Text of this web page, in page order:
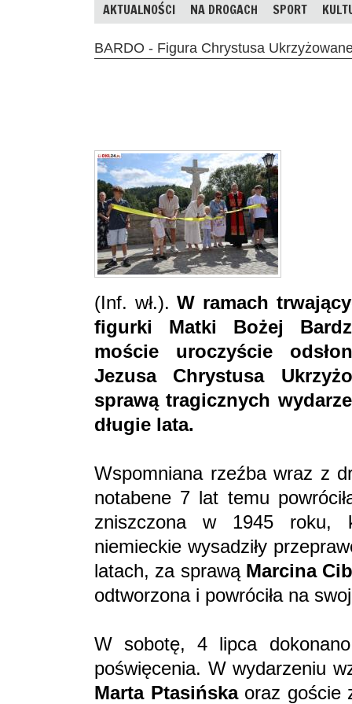
AKTUALNOŚCI NA DROGACH SPORT
BARDO - Figura Chrystusa
(Inf. wł.).W ramach
figurki Matki Bożej
moście uroczyście
Jezusa Chrystusa
sprawą tragicznych
długie lata.
Wspomniana rzeźba wraz z
notabene 7 lat temu
zniszczona w 1945 roku,
niemieckie wysadziły
latach, za sprawąMarcina
odtworzona i powróciła na
W sobotę, 4 lipca
poświęcenia. W wydarzeniu
Marta Ptasińska oraz goście